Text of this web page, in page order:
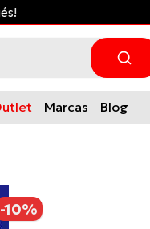
Marcas Blog
-10%